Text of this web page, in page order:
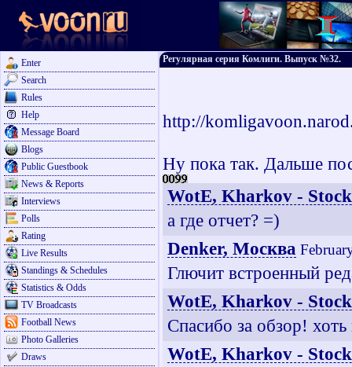
Enter
Search
Rules
Help
Message Board
Blogs
Public Guestbook
News & Reports
Interviews
Polls
Rating
Live Results
Standings & Schedules
Statistics & Odds
TV Broadcasts
Football News
Photo Galleries
Draws
Регулярная серия Комлиги. Выпуск №32.
http://
Ну пока так. Дальше
WotE, Kharkov -
а где отчет? =)
Denker, Москва
Глючит встроенный
WotE, Kharkov -
Спасибо за обзор!
WotE, Kharkov -